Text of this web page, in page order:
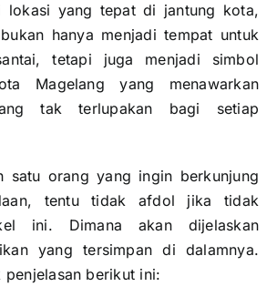
lokasi yang tepat di jantung kota,
hanya menjadi tempat untuk
tetapi juga menjadi simbol
Magelang yang menawarkan
tak terlupakan bagi setiap
satu orang yang ingin berkunjung
tentu tidak afdol jika tidak
ini. Dimana akan dijelaskan
yang tersimpan di dalamnya.
penjelasan berikut ini: